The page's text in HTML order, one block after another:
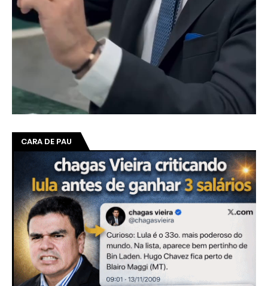
CARA DE PAU